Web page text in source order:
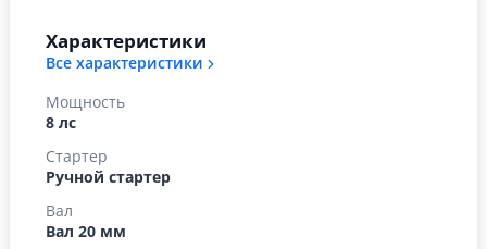
Характеристики
Все характеристики
Мощность
8 лс
Стартер
Ручной стартер
Вал
Вал 20 мм